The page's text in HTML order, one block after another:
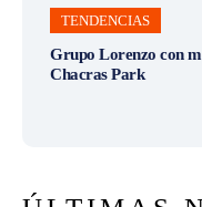
TENDENCIAS
Grupo Lorenzo con
Chacras Park